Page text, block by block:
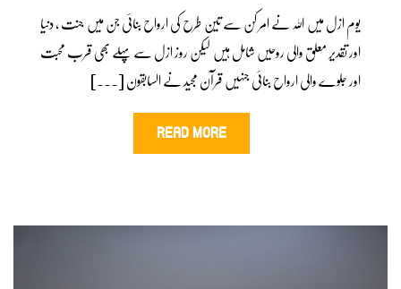
یوم ازل میں اللہ نے امر کن سے تین طرح کی ارواح بنائی جن میں جنت ، دنیا
اور تقدیر معلق والی روحیں شامل ہیں لیکن روز ازل سے پہلے بھی قرب محبت
اور جلوے والی ارواح بنائی جنہیں قرآن مجید نے السابقون [...]
READ MORE